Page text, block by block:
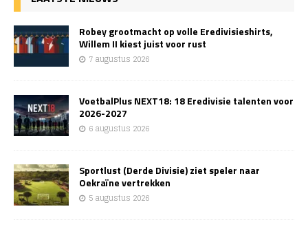
Robey grootmacht op volle Eredivisieshirts,
Willem II kiest juist voor rust
7 augustus 2026
VoetbalPlus NEXT18: 18 Eredivisie talenten voor
2026-2027
6 augustus 2026
Sportlust (Derde Divisie) ziet speler naar
Oekraïne vertrekken
5 augustus 2026